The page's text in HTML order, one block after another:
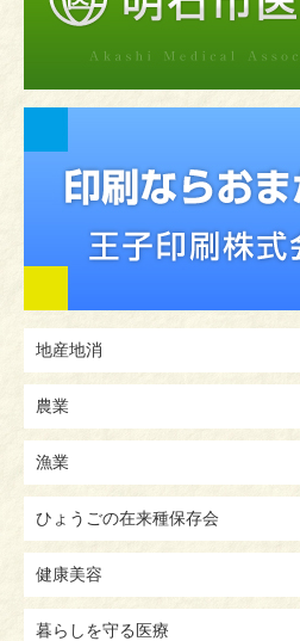
地産地消
農業
漁業
ひょうごの在来種保存会
健康美容
暮らしを守る医療